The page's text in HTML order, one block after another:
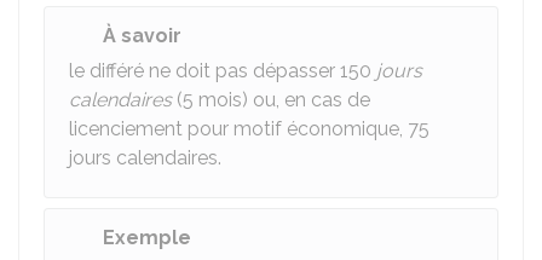
À savoir
le différé ne doit pas dépasser 150 jours
calendaires(5 mois) ou, en cas de
licenciement pour motif économique, 75
jours calendaires.
Exemple